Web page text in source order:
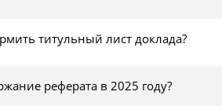
титульный лист доклада?
реферата в 2025 году?